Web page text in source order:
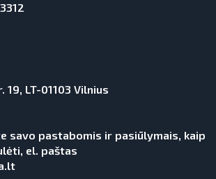
19, LT-01103 Vilnius
savo pastabomis ir pasiūlymais, kaip
el. paštas